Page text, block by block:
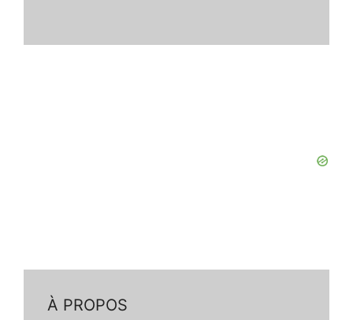
À PROPOS